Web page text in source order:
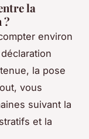
la
?
environ
la pose
vous
suivant la
et la